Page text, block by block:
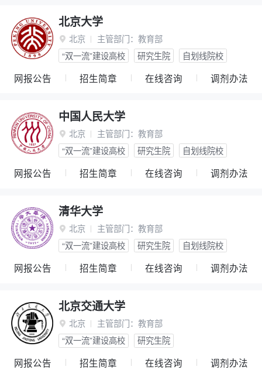
北京大学
 北京 主管部门： 教育部
“双一流”建设高校
研究生院 自划线院校
网报公告 招生简章 在线咨询 调剂办法
中国人民大学
 北京 主管部门： 教育部
“双一流”建设高校
研究生院 自划线院校
网报公告 招生简章 在线咨询 调剂办法
清华大学
 北京 主管部门： 教育部
“双一流”建设高校
研究生院 自划线院校
网报公告 招生简章 在线咨询 调剂办法
北京交通大学
 北京 主管部门： 教育部
“双一流”建设高校
研究生院
网报公告 招生简章 在线咨询 调剂办法